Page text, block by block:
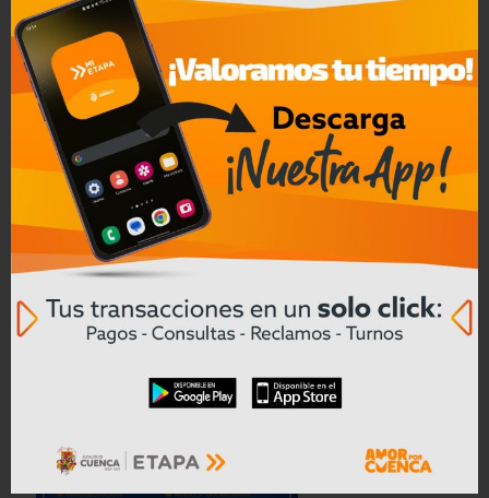
Leer mas
Convocatoria a Oferta Pública de
Bienes Muebles e Inmuebles – COAC
CREA en Liquidación